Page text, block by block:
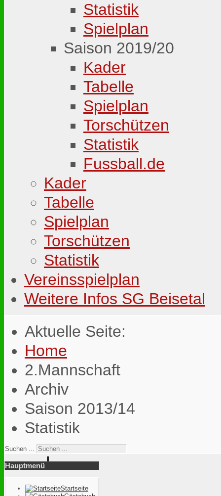
Statistik
Spielplan
Saison 2019/20
Kader
Tabelle
Spielplan
Torschützen
Statistik
Fussball.de
Kader
Tabelle
Spielplan
Torschützen
Statistik
Vereinsspielplan
Weitere Infos SG Beisetal
Aktuelle Seite:
Home
2.Mannschaft
Archiv
Saison 2013/14
Statistik
Suchen ...
Hauptmenü
Startseite